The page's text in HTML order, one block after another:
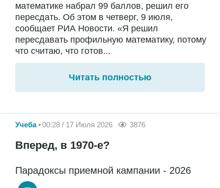
математике набрал 99 баллов, решил его
пересдать. Об этом в четверг, 9 июля,
сообщает РИА Новости. «Я решил
пересдавать профильную математику, потому
что считаю, что готов...
Читать полностью
Учеба 00:28 / 17 Июля 2026 3876
Вперед, в 1970-е?
Парадоксы приемной кампании - 2026